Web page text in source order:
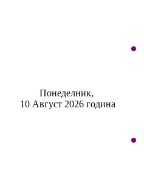
Понеделник,
10 Август 2026 година